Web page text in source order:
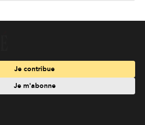
Je contribue
Je m'abonne